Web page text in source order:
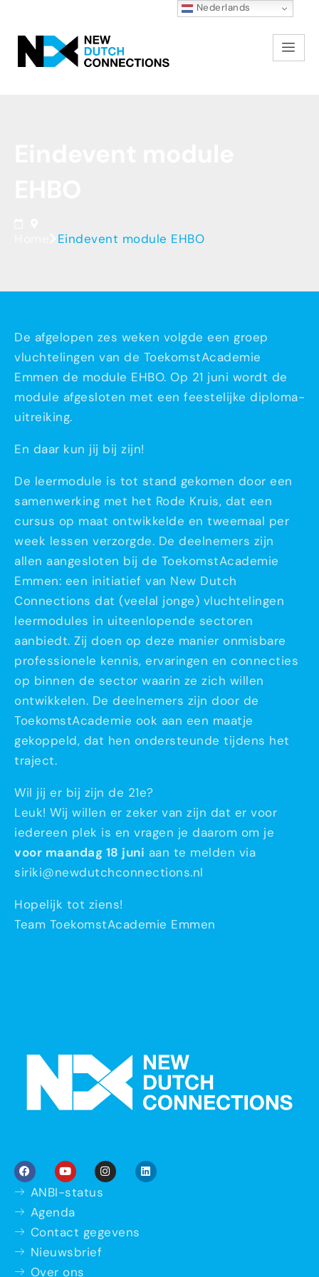
Eindevent module EHBO
De afgelopen zes weken volgde een groep
vluchtelingen van de ToekomstAcademie
Emmen de module EHBO. Op 21 juni wordt de
module afgesloten met een feestelijke diploma-
uitreiking.
En daar kun jij bij zijn!
De leermodule is tot stand gekomen door een
samenwerking met het Rode Kruis, dat een
cursus op maat ontwikkelde en tweemaal per
week lessen verzorgde. De deelnemers zijn
allen aangesloten bij de ToekomstAcademie
Emmen: een initiatief van New Dutch
Connections dat (veelal jonge) vluchtelingen
leermodules in uiteenlopende sectoren
aanbiedt. Zij doen op deze manier onmisbare
professionele kennis, ervaringen en connecties
op binnen de sector waarin ze zich willen
ontwikkelen. De deelnemers zijn door de
ToekomstAcademie ook aan een maatje
gekoppeld, dat hen ondersteunde tijdens het
traject.
Wil jij er bij zijn de 21e?
Leuk! Wij willen er zeker van zijn dat er voor
iedereen plek is en vragen je daarom om je
voor maandag 18 juni aan te melden via
siriki@newdutchconnections.nl
Hopelijk tot ziens!
Team ToekomstAcademie Emmen
ANBI-status
Agenda
Contact gegevens
Nieuwsbrief
Over ons
Nederlands